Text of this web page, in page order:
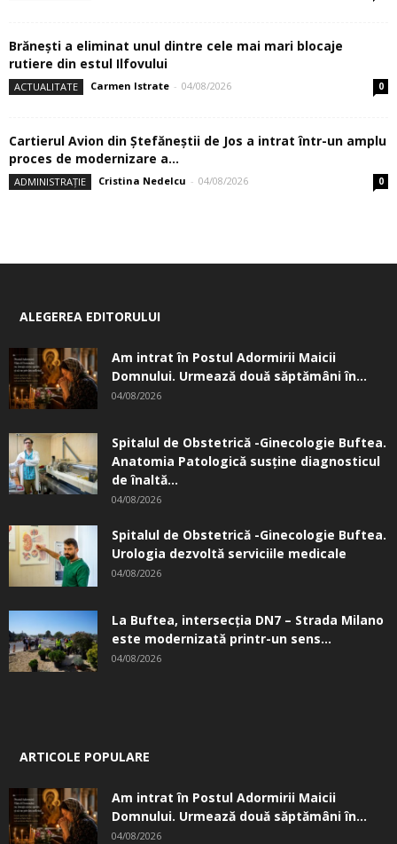
Brănești a eliminat unul dintre cele mai mari blocaje
rutiere din estul Ilfovului
ACTUALITATE Carmen Istrate - 04/08/2026 0
Cartierul Avion din Ştefăneştii de Jos a intrat într-un amplu
proces de modernizare a...
ADMINISTRAȚIE Cristina Nedelcu - 04/08/2026 0
ALEGEREA EDITORULUI
Am intrat în Postul Adormirii Maicii
Domnului. Urmează două săptămâni în...
04/08/2026
Spitalul de Obstetrică -Ginecologie Buftea.
Anatomia Patologică susţine diagnosticul
de înaltă...
04/08/2026
Spitalul de Obstetrică -Ginecologie Buftea.
Urologia dezvoltă serviciile medicale
04/08/2026
La Buftea, intersecţia DN7 – Strada Milano
este modernizată printr-un sens...
04/08/2026
ARTICOLE POPULARE
Am intrat în Postul Adormirii Maicii
Domnului. Urmează două săptămâni în...
04/08/2026